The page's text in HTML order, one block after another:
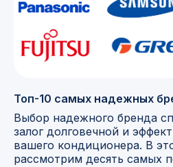
Топ-10 самых надежных
Выбор надежного бренда
залог долговечной и
вашего кондиционера. В
рассмотрим десять самых